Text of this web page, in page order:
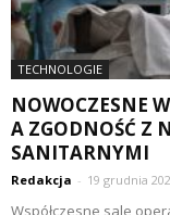
TECHNOLOGIE
NOWOCZESNE
A ZGODNOŚĆ Z
SANITARNYMI
Redakcja - 19 grudnia
Współczesne sale